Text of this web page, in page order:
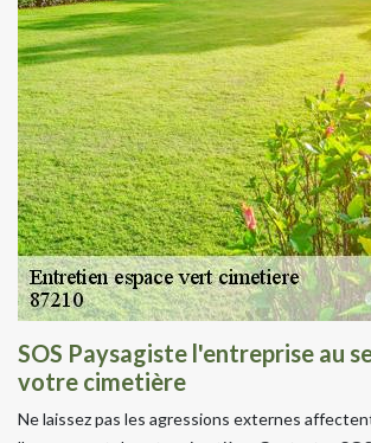
SOS Paysagiste l'entreprise au
votre cimetière
Ne laissez pas les agressions externes